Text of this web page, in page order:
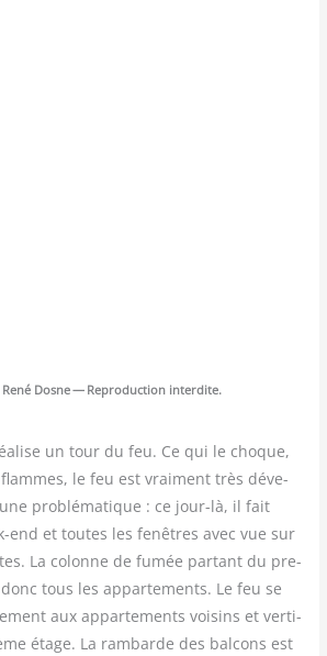
René Dosne — Repro­duc­tion interdite.
un tour du feu. Ce qui le choque,
flammes, le feu est vrai­ment très déve­
pro­blé­ma­tique : ce jour-là, il fait
end et toutes les fenêtres avec vue sur
La colonne de fumée par­tant du pre­
tous les appar­te­ments. Le feu se
aux appar­te­ments voi­sins et ver­ti­
étage. La ram­barde des bal­cons est